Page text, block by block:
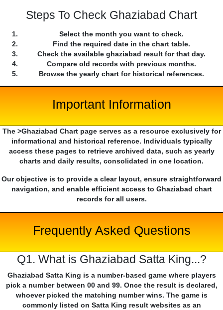
Steps To Check Ghaziabad Chart
Select the month you want to check.
Find the required date in the chart table.
Check the available ghaziabad result for that day.
Compare old records with previous months.
Browse the yearly chart for historical references.
Important Information
The >Ghaziabad Chart page serves as a resource exclusively for
informational and historical reference. Individuals typically
access these pages to retrieve archived data, such as yearly
charts and daily results, consolidated in one location.
Our objective is to provide a clear layout, ensure straightforward
navigation, and enable efficient access to Ghaziabad chart
records for all users.
Frequently Asked Questions
Q1. What is Ghaziabad Satta King...?
Ghaziabad Satta King is a number-based game where players
pick a number between 00 and 99. Once the result is declared,
whoever picked the matching number wins. The game is
commonly listed on Satta King result websites as an